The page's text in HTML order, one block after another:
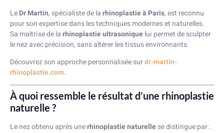
LeDr Martin, spécialiste de larhinoplastie à Paris, est reconnu
pour son expertise dans les techniques modernes et naturelles.
Sa maîtrise de larhinoplastie ultrasoniquelui permet de sculpter
le nez avec précision, sans altérer les tissus environnants.
Découvrez son approche personnalisée surdr-martin-
rhinoplastie.com.
À quoi ressemble le résultat d’une rhinoplastie
naturelle ?
Le nez obtenu après unerhinoplastie naturellese distingue par :